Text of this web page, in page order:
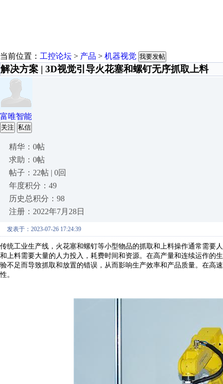
当前位置： 工控论坛 > 产品 > 机器视觉 我要发帖
解决方案 | 3D视觉引导火花塞和螺钉无序抓取上料
富唯智能
关注 私信
精华：0帖
求助：0帖
帖子：22帖 | 0回
年度积分：49
历史总积分：98
注册：2022年7月28日
发表于：2023-07-26 17:24:39
传统工业生产线 ，火花塞和螺钉等小型物品的抓取和上料操作通常需要
和上料需要大量的人力投入，耗费时间和资源。在高产量和连续运作的
验不足而导致抓取和放置的错误，从而影响生产效率和产品质量。在高
性。